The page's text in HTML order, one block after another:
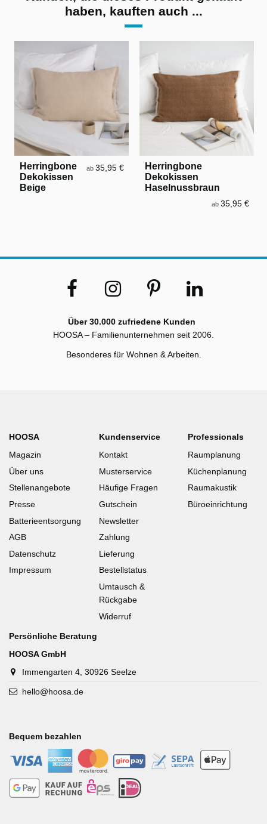
haben, kauften auch ...
Herringbone
Dekokissen
Beige
ab 35,95 €
Herringbone
Dekokissen
Haselnussbraun
ab 35,95 €
Über 30.000 zufriedene Kunden
HOOSA – Familienunternehmen seit 2006.
Besonderes für Wohnen & Arbeiten.
HOOSA
Magazin
Über uns
Stellenangebote
Presse
Batterieentsorgung
AGB
Datenschutz
Impressum
Kundenservice
Kontakt
Musterservice
Häufige Fragen
Gutschein
Newsletter
Zahlung
Lieferung
Bestellstatus
Umtausch &
Rückgabe
Widerruf
Professionals
Raumplanung
Küchenplanung
Raumakustik
Büroeinrichtung
Persönliche Beratung
HOOSA GmbH
Immengarten 4, 30926 Seelze
hello@hoosa.de
Bequem bezahlen
-
- - - -
- - - -